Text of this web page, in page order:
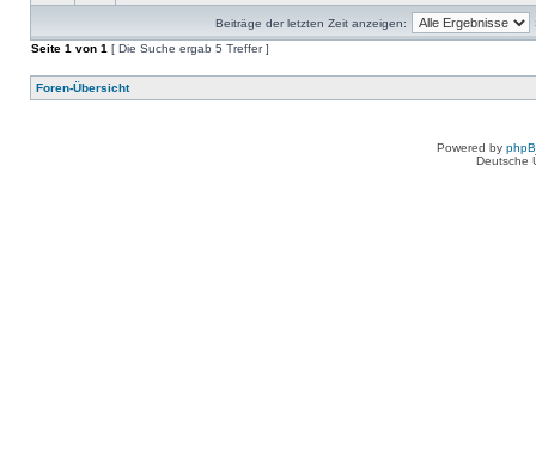
Beiträge der letzten Zeit anzeigen:
Seite 1 von 1 [ Die Suche ergab 5 Treffer ]
Foren-Übersicht
Powered by
Deutsche